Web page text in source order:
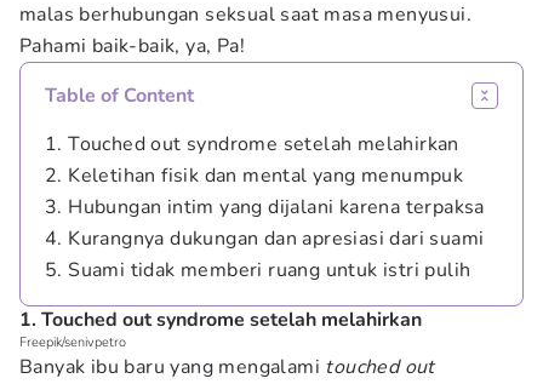
malas berhubungan seksual saat masa menyusui.
Pahami baik-baik, ya, Pa!
Table of Content
1. Touched out syndrome setelah melahirkan
2. Keletihan fisik dan mental yang menumpuk
3. Hubungan intim yang dijalani karena terpaksa
4. Kurangnya dukungan dan apresiasi dari suami
5. Suami tidak memberi ruang untuk istri pulih
1. Touched out syndrome setelah melahirkan
Freepik/senivpetro
Banyak ibu baru yang mengalami touched out